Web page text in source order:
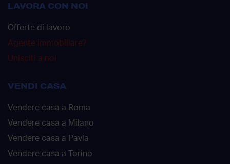
LAVORA CON NOI
Offerte di lavoro
Agente immobiliare?
Unisciti a noi
VENDI CASA
Vendere casa a Roma
Vendere casa a Milano
Vendere casa a Pavia
Vendere casa a Torino